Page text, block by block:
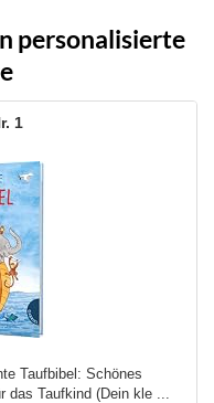
personalisierte
1
Taufbibel: Schönes
Taufkind (Dein kle ...